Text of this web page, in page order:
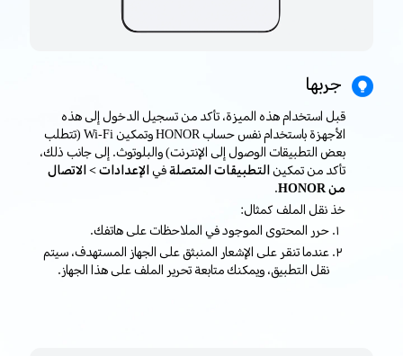
جربها
قبل استخدام هذه الميزة، تأكد من تسجيل الدخول إلى هذه
الأجهزة باستخدام نفس حساب HONOR وتمكين Wi-Fi (تتطلب
بعض التطبيقات الوصول إلى الإنترنت) والبلوتوث. إلى جانب ذلك،
تأكد من تمكينالتطبيقات المتصلةفيالإعدادات > الاتصال
من HONOR
.
خذ نقل الملف كمثال:
حرر المحتوى الموجود في الملاحظات على هاتفك.
عندما تنقر على الإشعار المنبثق على الجهاز المستهدف، سيتم
نقل التطبيق، ويمكنك متابعة تحرير الملف على هذا الجهاز.